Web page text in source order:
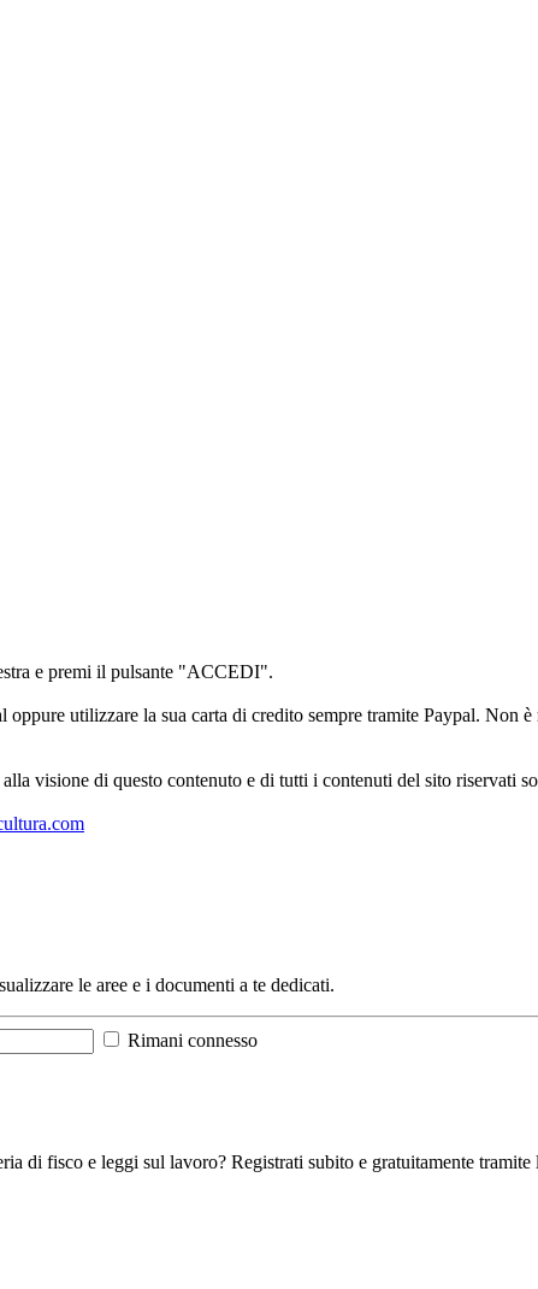
e premi il pulsante "ACCEDI".
utilizzare la sua carta di credito sempre tramite Paypal. Non
visione di questo contenuto e di tutti i contenuti del sito riservati
le aree e i documenti a te dedicati.
Rimani connesso
di fisco e leggi sul lavoro? Registrati subito e gratuitamente